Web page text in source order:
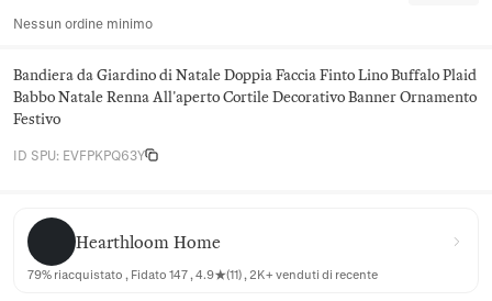
Nessun ordine minimo
Bandiera da Giardino di Natale Doppia Faccia Finto Lino Buffalo Plaid
Babbo Natale Renna All'aperto Cortile Decorativo Banner Ornamento
Festivo
ID SPU: EVFPKPQ63Y
Hearthloom Home
Hearthloom Home
79% riacquistato , Fidato 147 , 4.9★(11) , 2K+ venduti di recente